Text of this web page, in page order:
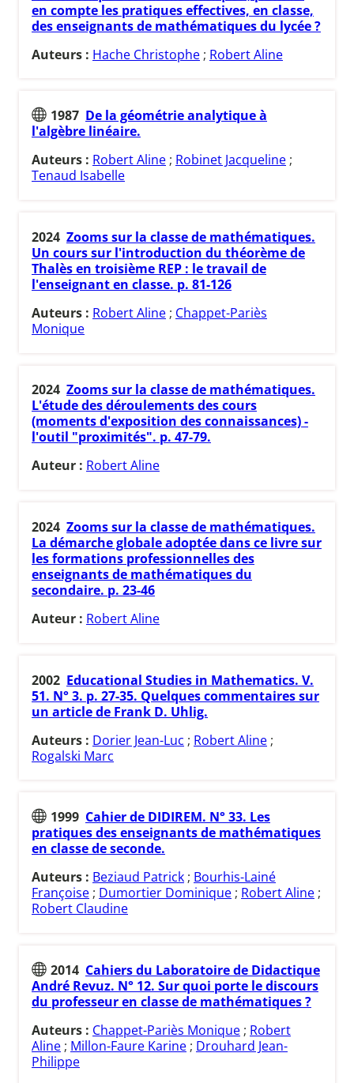
en compte les pratiques effectives, en classe,
des enseignants de mathématiques du lycée ?
Auteurs : Hache Christophe ; Robert Aline
1987 De la géométrie analytique à
l'algèbre linéaire.
Auteurs : Robert Aline ; Robinet Jacqueline ;
Tenaud Isabelle
2024 Zooms sur la classe de mathématiques.
Un cours sur l'introduction du théorème de
Thalès en troisième REP : le travail de
l'enseignant en classe. p. 81-126
Auteurs : Robert Aline ; Chappet-Pariès
Monique
2024 Zooms sur la classe de mathématiques.
L'étude des déroulements des cours
(moments d'exposition des connaissances) -
l'outil "proximités". p. 47-79.
Auteur : Robert Aline
2024 Zooms sur la classe de mathématiques.
La démarche globale adoptée dans ce livre sur
les formations professionnelles des
enseignants de mathématiques du
secondaire. p. 23-46
Auteur : Robert Aline
2002 Educational Studies in Mathematics. V.
51. N° 3. p. 27-35. Quelques commentaires sur
un article de Frank D. Uhlig.
Auteurs : Dorier Jean-Luc ; Robert Aline ;
Rogalski Marc
1999 Cahier de DIDIREM. N° 33. Les
pratiques des enseignants de mathématiques
en classe de seconde.
Auteurs : Beziaud Patrick ; Bourhis-Lainé
Françoise ; Dumortier Dominique ; Robert Aline ;
Robert Claudine
2014 Cahiers du Laboratoire de Didactique
André Revuz. N° 12. Sur quoi porte le discours
du professeur en classe de mathématiques ?
Auteurs : Chappet-Pariès Monique ; Robert
Aline ; Millon-Faure Karine ; Drouhard Jean-
Philippe